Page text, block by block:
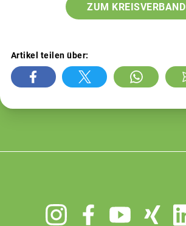
ZUM KREISVERBAND
Artikel teilen über: